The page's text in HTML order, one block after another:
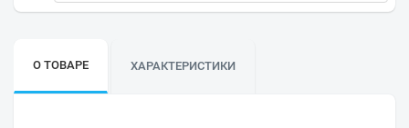
О ТОВАРЕ ХАРАКТЕРИСТИКИ